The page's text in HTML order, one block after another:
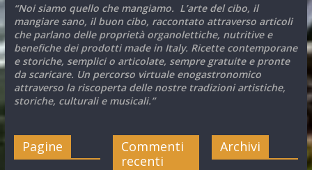
“Noi siamo quello che mangiamo. L’arte del cibo, il
mangiare sano, il buon cibo, raccontato attraverso articoli
che parlano delle proprietà organolettiche, nutritive e
benefiche dei prodotti made in Italy. Ricette contemporane
e storiche, semplici o articolate, sempre gratuite e pronte
da scaricare. Un percorso virtuale enogastronomico
attraverso la riscoperta delle nostre tradizioni artistiche,
storiche, culturali e musicali.”
Pagine
Commenti
recenti
Archivi